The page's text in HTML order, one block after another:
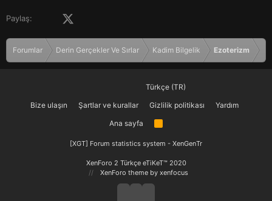
Paylaş: Facebook
Forumlar Derin Gerçekler Ve Sırlar Kadim Bilgelik Ezoterizm
Türkçe (TR)
Bize ulaşın
Şartlar ve kurallar Gizlilik politikası
Yardım
Ana sayfa
R
[XGT] Forum statistics system - XenGenTr
XenForo 2 Türkçe eTiKeT™ 2020
XenForo theme by xenfocus